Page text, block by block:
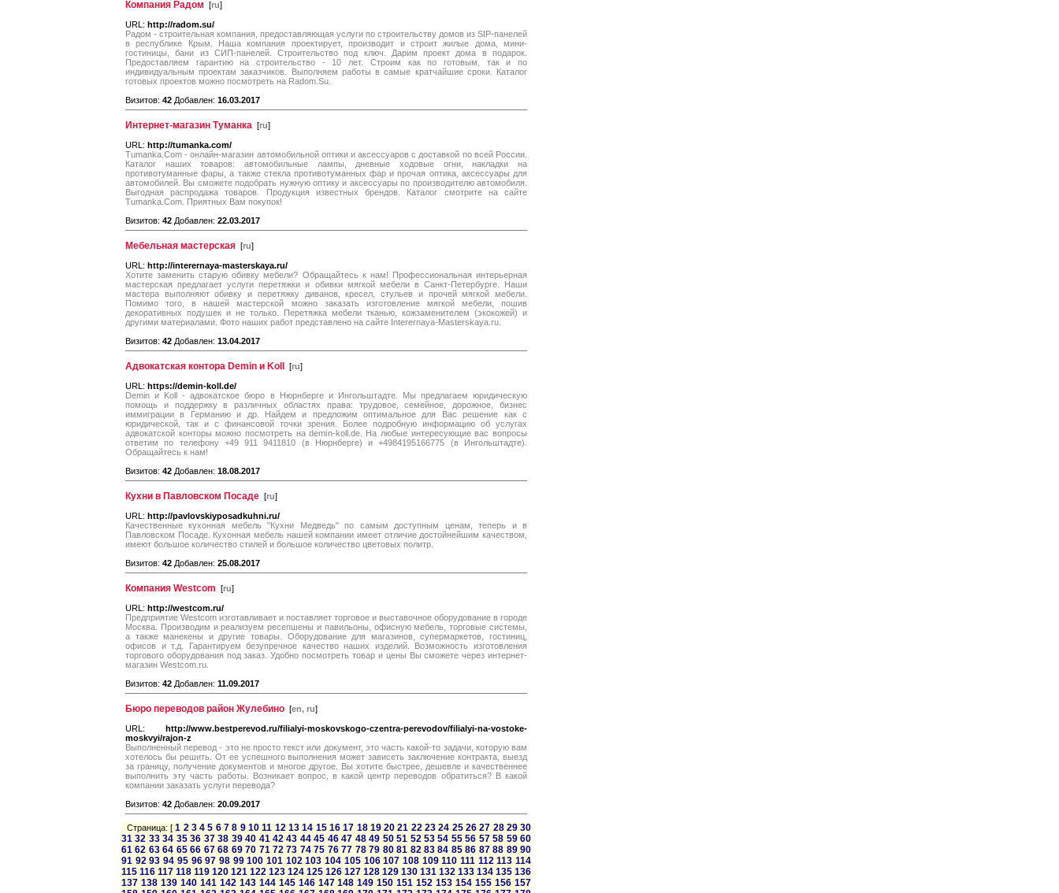
Компания Радом [ru]
URL: http://radom.su/
Радом - строительная компания, предоставляющая услуги по строительству домов из SIP-панелей
в республике Крым. Наша компания проектирует, производит и строит жилые дома, мини-
гостиницы, бани из СИП-панелей. Строительство под ключ. Дарим проект дома в подарок.
Предоставляем гарантию на строительство - 10 лет. Строим как по готовым, так и по
индивидуальным проектам заказчиков. Выполняем работы в самые кратчайшие сроки. Каталог
готовых проектов можно посмотреть на Radom.Su.
Визитов: 42 Добавлен: 16.03.2017
Интернет-магазин Туманка [ru]
URL: http://tumanka.com/
Tumanka.Com - онлайн-магазин автомобильной оптики и аксессуаров с доставкой по всей России.
Каталог наших товаров: автомобильные лампы, дневные ходовые огни, накладки на
противотуманные фары, а также стекла противотуманных фар и прочая оптика, аксессуары для
автомобилей. Вы сможете подобрать нужную оптику и аксессуары по производителю автомобиля.
Выгодная распродажа товаров. Продукция известных брендов. Каталог смотрите на сайте
Tumanka.Com. Приятных Вам покупок!
Визитов: 42 Добавлен: 22.03.2017
Мебельная мастерская [ru]
URL: http://interernaya-masterskaya.ru/
Хотите заменить старую обивку мебели? Обращайтесь к нам! Профессиональная интерьерная
мастерская предлагает услуги перетяжки и обивки мягкой мебели в Санкт-Петербурге. Наши
мастера выполняют обивку и перетяжку диванов, кресел, стульев и прочей мягкой мебели.
Помимо того, в нашей мастерской можно заказать изготовление мягкой мебели, пошив
декоративных подушек и не только. Перетяжка мебели тканью, кожзаменителем (экокожей) и
другими материалами. Фото наших работ представлено на сайте Interernaya-Masterskaya.ru.
Визитов: 42 Добавлен: 13.04.2017
Адвокатская контора Demin и Koll [ru]
URL: https://demin-koll.de/
Demin и Koll - адвокатское бюро в Нюрнберге и Ингольштадте. Мы предлагаем юридическую
помощь и поддержку в различных областях права: трудовое, семейное, дорожное, бизнес
иммиграции в Германию и др. Найдем и предложим оптимальное для Вас решение как с
юридической, так и с финансовой точки зрения. Более подробную информацию об услугах
адвокатской конторы можно посмотреть на demin-koll.de. На любые интересующие вас вопросы
ответим по телефону +49 911 9411810 (в Нюрнберге) и +4984195166775 (в Ингольштадте).
Обращайтесь к нам!
Визитов: 42 Добавлен: 18.08.2017
Кухни в Павловском Посаде [ru]
URL: http://pavlovskiyposadkuhni.ru/
Качественные кухонная мебель "Кухни Медведь" по самым доступным ценам, теперь и в
Павловском Посаде. Кухонная мебель нашей компании имеет отличие достойнейшим качеством,
имеют большое количество стилей и большое количество цветовых политр.
Визитов: 42 Добавлен: 25.08.2017
Компания Westcom [ru]
URL: http://westcom.ru/
Предприятие Westcom изготавливает и поставляет торговое и выставочное оборудование в городе
Москва. Производим и реализуем ресепшены и павильоны, офисную мебель, торговые системы,
а также манекены и другие товары. Оборудование для магазинов, супермаркетов, гостиниц,
офисов и т.д. Гарантируем безупречное качество наших изделий. Возможность изготовления
торгового оборудования под заказ. Удобно посмотреть товар и цены Вы сможете через интернет-
магазин Westcom.ru.
Визитов: 42 Добавлен: 11.09.2017
Бюро переводов район Жулебино [en, ru]
URL: http://www.bestperevod.ru/filialyi-moskovskogo-czentra-perevodov/filialyi-na-vostoke-
moskvyi/rajon-z
Выполненный перевод - это не просто текст или документ, это часть какой-то задачи, которую вам
хотелось бы решить. От ее успешного выполнения может зависеть заключение контракта, выезд
за границу, получение документов и многое другое. Вы хотите быстрее, дешевле и качественнее
выполнить эту часть работы. Возникает вопрос, в какой центр переводов обратиться? В какой
компании заказать услуги перевода?
Визитов: 42 Добавлен: 20.09.2017
Страница: [1 2 3 4 5 6 7 8 9 10 11 12 13 14 15 16 17 18 19 20 21 22 23 24 25 26 27 28 29 30
31 32 33 34 35 36 37 38 39 40 41 42 43 44 45 46 47 48 49 50 51 52 53 54 55 56 57 58 59 60
61 62 63 64 65 66 67 68 69 70 71 72 73 74 75 76 77 78 79 80 81 82 83 84 85 86 87 88 89 90
91 92 93 94 95 96 97 98 99 100 101 102 103 104 105 106 107 108 109 110 111 112 113 114
115 116 117 118 119 120 121 122 123 124 125 126 127 128 129 130 131 132 133 134 135 136
137 138 139 140 141 142 143 144 145 146 147 148 149 150 151 152 153 154 155 156 157